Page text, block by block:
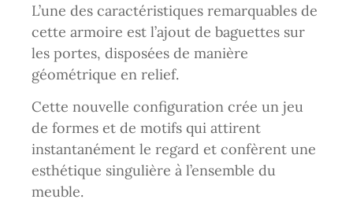
L’une des caractéristiques remarquables de
cette armoire est l’ajout de baguettes sur
les portes, disposées de manière
géométrique en relief.
Cette nouvelle configuration crée un jeu
de formes et de motifs qui attirent
instantanément le regard et confèrent une
esthétique singulière à l’ensemble du
meuble.